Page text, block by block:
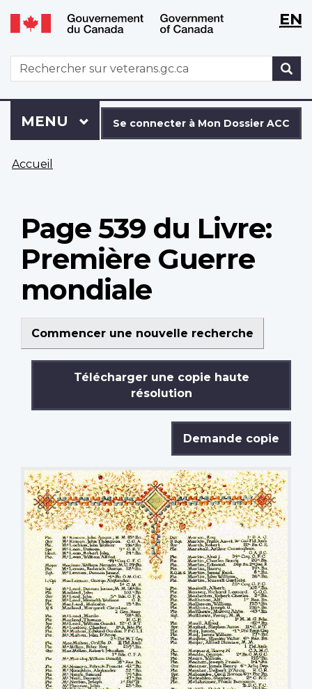
Aller
au
principal
Passer
à
version
HTML
simplifiée
WxT
WxTEN
WxT
Search
form
connecter
à
Dossier
Se connecter à Mon Dossier ACC
Menu
MENU PRINCIPAL
êtes
Accueil
Page 539 du Livre:
Première Guerre
mondiale
Commencer une nouvelle recherche
Télécharger une copie haute
résolution
Demande copie